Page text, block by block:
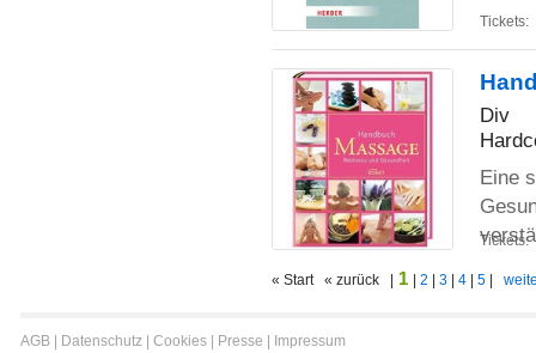
Tickets:
Div
Eine
Tickets:
« Start « zurück | 1 2 3 4 5
AGB Datenschutz Cookies Presse Impressum